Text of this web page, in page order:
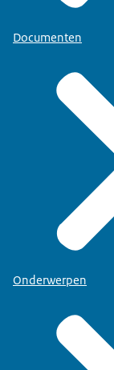
Documenten
Onderwerpen